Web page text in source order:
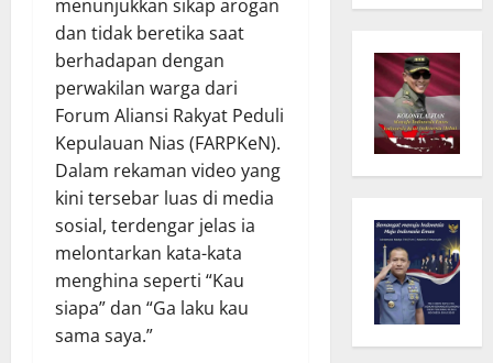
menunjukkan sikap arogan
dan tidak beretika saat
berhadapan dengan
perwakilan warga dari
Forum Aliansi Rakyat Peduli
Kepulauan Nias (FARPKeN).
Dalam rekaman video yang
kini tersebar luas di media
sosial, terdengar jelas ia
melontarkan kata-kata
menghina seperti “Kau
siapa” dan “Ga laku kau
sama saya.”